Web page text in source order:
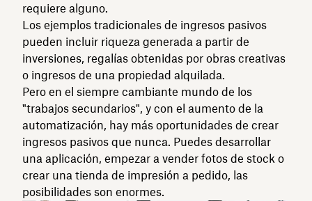
requiere alguno.
Los ejemplos tradicionales de ingresos pasivos
pueden incluir riqueza generada a partir de
inversiones, regalías obtenidas por obras creativas
o ingresos de una propiedad alquilada.
Pero en el siempre cambiante mundo de los
"trabajos secundarios", y con el aumento de la
automatización, hay más oportunidades de crear
ingresos pasivos que nunca. Puedes desarrollar
una aplicación, empezar a vender fotos de stock o
crear una tienda de impresión a pedido, las
posibilidades son enormes.